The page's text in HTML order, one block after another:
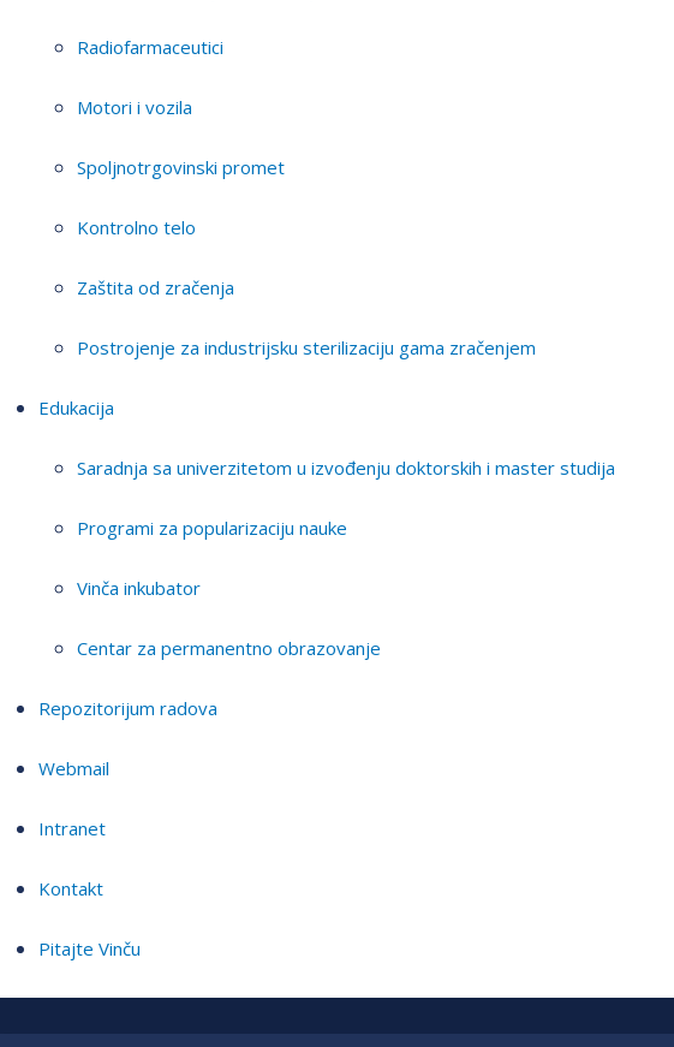
Radiofarmaceutici
Motori i vozila
Spoljnotrgovinski promet
Kontrolno telo
Zaštita od zračenja
Postrojenje za industrijsku sterilizaciju gama zračenjem
Edukacija
Saradnja sa univerzitetom u izvođenju doktorskih i master studija
Programi za popularizaciju nauke
Vinča inkubator
Centar za permanentno obrazovanje
Repozitorijum radova
Webmail
Intranet
Kontakt
Pitajte Vinču